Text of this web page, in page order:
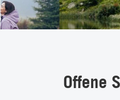
Offene